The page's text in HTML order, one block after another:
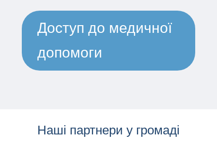
Доступ до медичної
допомоги
Наші партнери у громаді